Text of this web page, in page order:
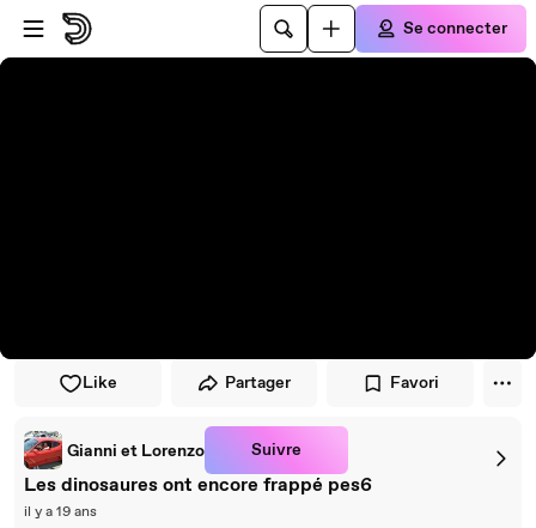
Passer au player
Passer au contenu principal
Se connecter
Like Partager Favori
Gianni et Lorenzo Suivre
Les dinosaures ont encore frappé pes6
il y a 19 ans